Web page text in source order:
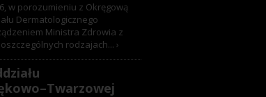
w porozumieniu z Okręgową
Dermatologicznego
Ministra Zdrowia z
rodzajach... ›